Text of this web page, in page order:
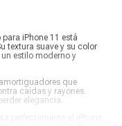
iPhone 11 está
textura suave y su color
estilo moderno y
que
caídas y rayones.
elegancia.